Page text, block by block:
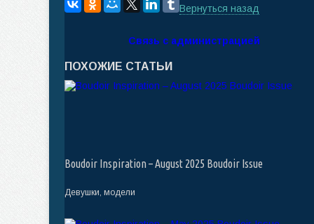
Вернуться назад
Связь с администрацией
ПОХОЖИЕ СТАТЬИ
Boudoir Inspiration – August 2025 Boudoir Issue
Девушки, модели